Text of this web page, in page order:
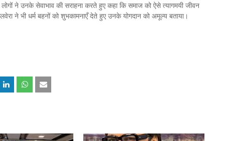
ने उनके सेवाभाव की सराहना करते हुए कहा कि समाज को ऐसे त्यागमयी जीवन
ने भी धर्म बहनों को शुभकामनाएँ देते हुए उनके योगदान को अमूल्य बताया।